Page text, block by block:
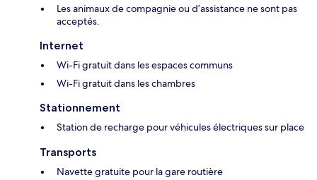
Les animaux de compagnie ou d’assistance ne sont pas
acceptés.
Internet
Wi-Fi gratuit dans les espaces communs
Wi-Fi gratuit dans les chambres
Stationnement
Station de recharge pour véhicules électriques sur place
Transports
Navette gratuite pour la gare routière